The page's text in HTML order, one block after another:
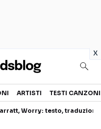
x
ARTISTI TESTI CANZONI
Worry: testo,